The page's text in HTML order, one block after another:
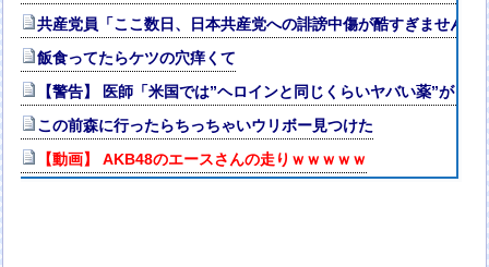
共産党員「ここ数日、日本共産党への誹謗中傷が酷すぎませんか
飯食ってたらケツの穴痒くて
【警告】 医師「米国では”ヘロインと同じくらいヤバい薬”が日
この前森に行ったらちっちゃいウリボー見つけた
【動画】 AKB48のエースさんの走りｗｗｗｗｗ